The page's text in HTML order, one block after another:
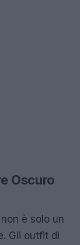
Oscuro
è solo un
Gli outfit di